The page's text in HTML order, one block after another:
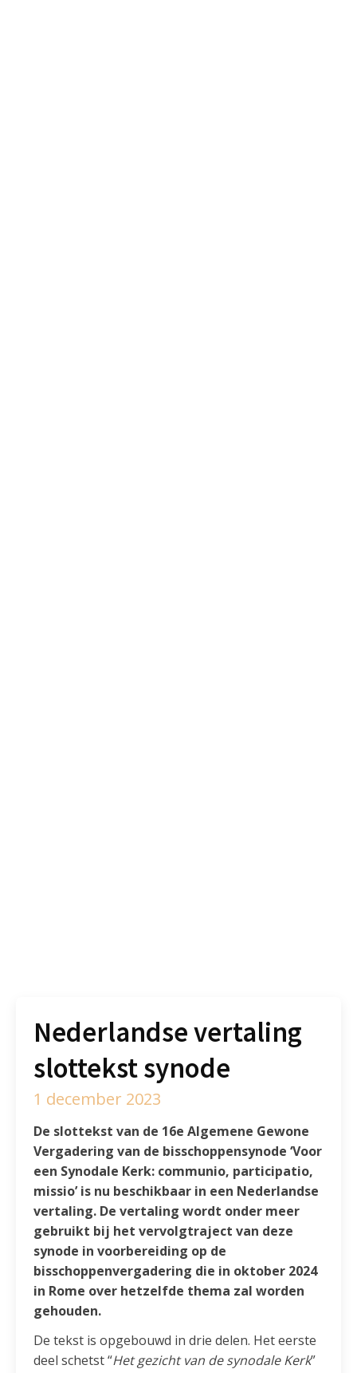
Nederlandse vertaling
slottekst synode
1 december 2023
De slottekst van de 16e Algemene Gewone
Vergadering van de bisschoppensynode ‘Voor
een Synodale Kerk: communio, participatio,
missio’ is nu beschikbaar in een Nederlandse
vertaling. De vertaling wordt onder meer
gebruikt bij het vervolgtraject van deze
synode in voorbereiding op de
bisschoppenvergadering die in oktober 2024
in Rome over hetzelfde thema zal worden
gehouden.
De tekst is opgebouwd in drie delen. Het eerste
deel schetst “Het gezicht van de synodale Kerk”